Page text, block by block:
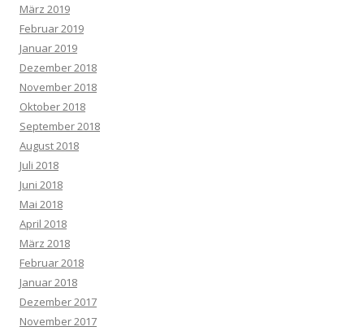
März 2019
Februar 2019
Januar 2019
Dezember 2018
November 2018
Oktober 2018
September 2018
August 2018
Juli 2018
Juni 2018
Mai 2018
April 2018
März 2018
Februar 2018
Januar 2018
Dezember 2017
November 2017